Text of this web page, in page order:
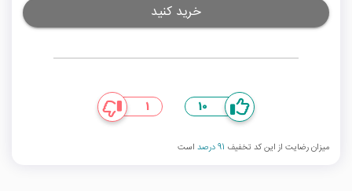
خرید کنید
10
1
میزان رضایت از این کد تخفیف 91 درصد است